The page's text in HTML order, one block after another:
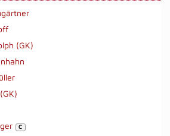
(GK)
C